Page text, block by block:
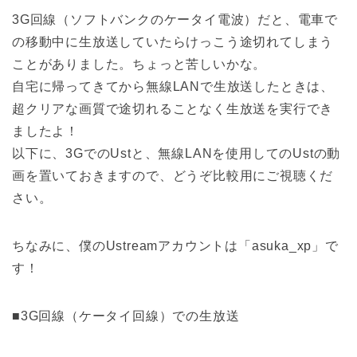
3G回線（ソフトバンクのケータイ電波）だと、電車で
の移動中に生放送していたらけっこう途切れてしまう
ことがありました。ちょっと苦しいかな。
自宅に帰ってきてから無線LANで生放送したときは、
超クリアな画質で途切れることなく生放送を実行でき
ましたよ！
以下に、3GでのUstと、無線LANを使用してのUstの動
画を置いておきますので、どうぞ比較用にご視聴くだ
さい。
ちなみに、僕のUstreamアカウントは「asuka_xp」で
す！
■3G回線（ケータイ回線）での生放送